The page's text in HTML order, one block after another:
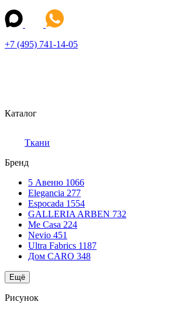
+7 (495) 741-14-05
Каталог
Ткани
Бренд
5 Авеню 1066
Elegancia 277
Espocada 1554
GALLERIA ARBEN 732
Me Casa 224
Nevio 451
Ultra Fabrics 1187
Дом CARO 348
Ещё
Рисунок